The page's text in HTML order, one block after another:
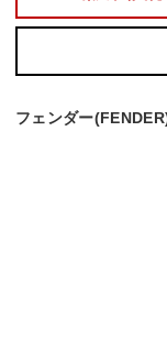
フェンダー